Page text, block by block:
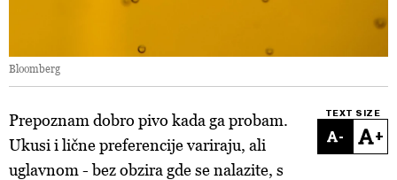
Bloomberg
TEXT SIZE
- +
Prepoznam dobro pivo kada ga probam.
Ukusi i lične preferencije variraju, ali
uglavnom - bez obzira gde se nalazite, s